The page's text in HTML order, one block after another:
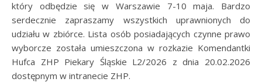
który odbędzie się w Warszawie 7-10 maja. Bardzo
serdecznie zapraszamy wszystkich uprawnionych do
udziału w zbiórce. Lista osób posiadających czynne prawo
wyborcze została umieszczona w rozkazie Komendantki
Hufca ZHP Piekary Śląskie L2/2026 z dnia 20.02.2026
dostępnym w intranecie ZHP.